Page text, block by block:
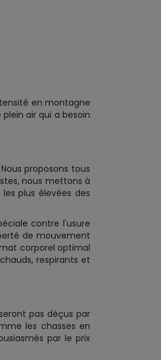
en montagne
air qui a besoin
proposons tous
nous mettons à
plus élevées des
contre l'usure
de mouvement
corporel optimal
respirants et
pas déçus par
les chasses en
par le prix